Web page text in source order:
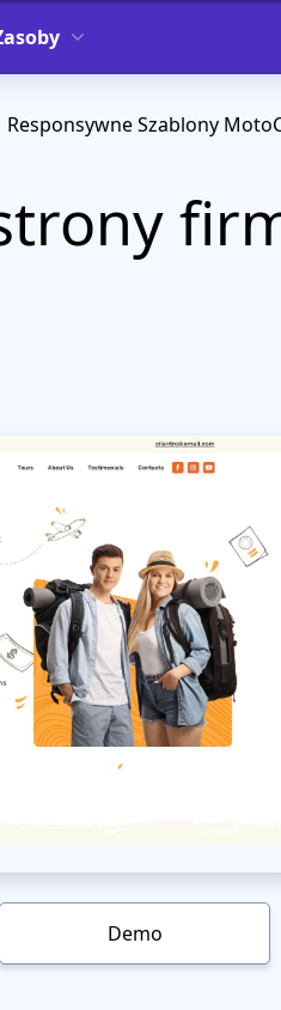
Responsywne Szablony
Demo